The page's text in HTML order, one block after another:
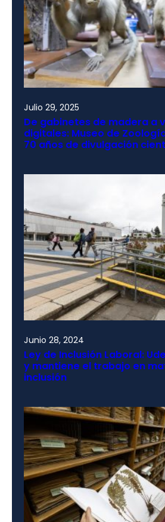
Julio 29, 2025
De gabinetes de madera a
digitales: Museo de
70 años de divulgación
Junio 28, 2024
Ley de Inclusión Laboral:
y mantiene el trabajo en
inclusión